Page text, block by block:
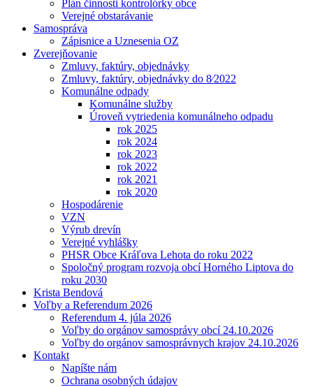
Plán činnosti kontrolórky obce
Verejné obstarávanie
Samospráva
Zápisnice a Uznesenia OZ
Zverejňovanie
Zmluvy, faktúry, objednávky
Zmluvy, faktúry, objednávky do 8⁄2022
Komunálne odpady
Komunálne služby
Úroveň vytriedenia komunálneho odpadu
rok 2025
rok 2024
rok 2023
rok 2022
rok 2021
rok 2020
Hospodárenie
VZN
Výrub drevín
Verejné vyhlášky
PHSR Obce Kráľova Lehota do roku 2022
Spoločný program rozvoja obcí Horného Liptova do
roku 2030
Krista Bendová
Voľby a Referendum 2026
Referendum 4. júla 2026
Voľby do orgánov samosprávy obcí 24.10.2026
Voľby do orgánov samosprávnych krajov 24.10.2026
Kontakt
Napíšte nám
Ochrana osobných údajov